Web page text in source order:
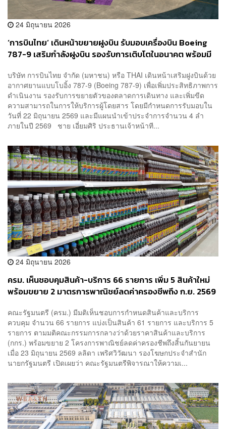
24 มิถุนายน 2026
‘การบินไทย’ เดินหน้าขยายฝูงบิน รับมอบเครื่องบิน Boeing
787-9 เสริมกำลังฝูงบิน รองรับการเติบโตในอนาคต พร้อมมี
บริษัท การบินไทย จำกัด (มหาชน) หรือ THAI เดินหน้าเสริมฝูงบินด้วย
อากาศยานแบบโบอิ้ง 787-9 (Boeing 787-9) เพื่อเพิ่มประสิทธิภาพการ
ดำเนินงาน รองรับการขยายตัวของตลาดการเดินทาง และเพิ่มขีด
ความสามารถในการให้บริการผู้โดยสาร โดยมีกำหนดการรับมอบใน
วันที่ 22 มิถุนายน 2569 และมีแผนนำเข้าประจำการจำนวน 4 ลำ
ภายในปี 2569 ชาย เอี่ยมศิริ ประธานเจ้าหน้าที...
24 มิถุนายน 2026
ครม. เห็นชอบคุมสินค้า-บริการ 66 รายการ เพิ่ม 5 สินค้าใหม่
พร้อมขยาย 2 มาตรการพาณิชย์ลดค่าครองชีพถึง ก.ย. 2569
คณะรัฐมนตรี (ครม.) มีมติเห็นชอบการกำหนดสินค้าและบริการ
ควบคุม จำนวน 66 รายการ แบ่งเป็นสินค้า 61 รายการ และบริการ 5
รายการ ตามมติคณะกรรมการกลางว่าด้วยราคาสินค้าและบริการ
(กกร.) พร้อมขยาย 2 โครงการพาณิชย์ลดค่าครองชีพถึงสิ้นกันยายน
เมื่อ 23 มิถุนายน 2569 ลลิดา เพริศวิวัฒนา รองโฆษกประจำสำนัก
นายกรัฐมนตรี เปิดเผยว่า คณะรัฐมนตรีพิจารณาให้ความเ...